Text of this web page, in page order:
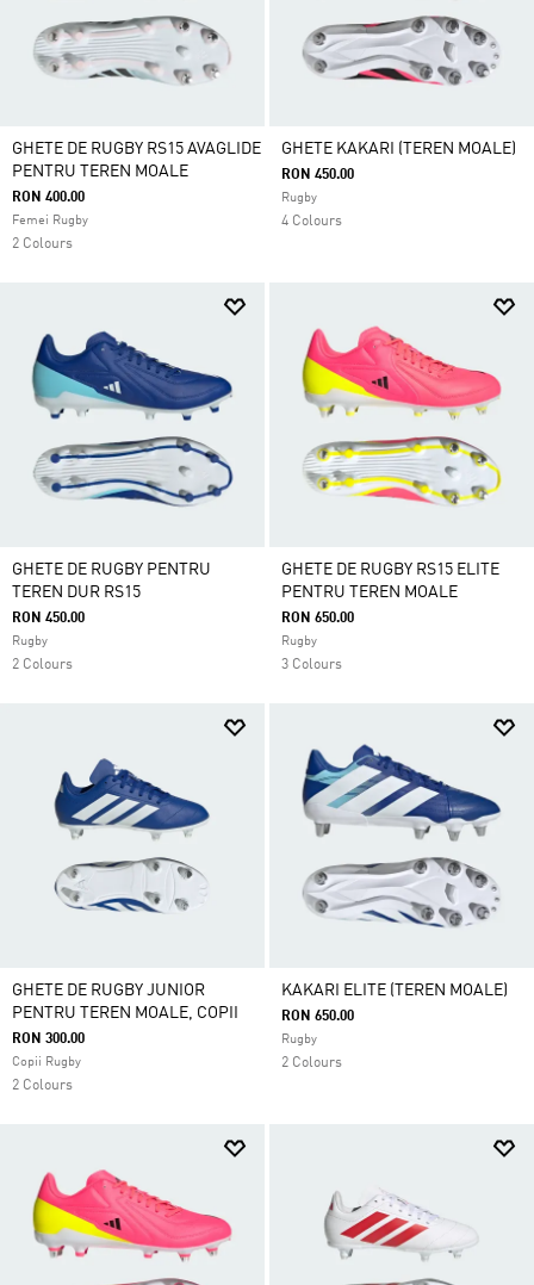
GHETE DE RUGBY RS15 AVAGLIDE
PENTRU TEREN MOALE
RON 400.00
Femei Rugby
2 Colours
GHETE KAKARI (TEREN MOALE)
RON 450.00
Rugby
4 Colours
GHETE DE RUGBY PENTRU
TEREN DUR RS15
RON 450.00
Rugby
2 Colours
GHETE DE RUGBY RS15 ELITE
PENTRU TEREN MOALE
RON 650.00
Rugby
3 Colours
GHETE DE RUGBY JUNIOR
PENTRU TEREN MOALE, COPII
RON 300.00
Copii Rugby
2 Colours
KAKARI ELITE (TEREN MOALE)
RON 650.00
Rugby
2 Colours